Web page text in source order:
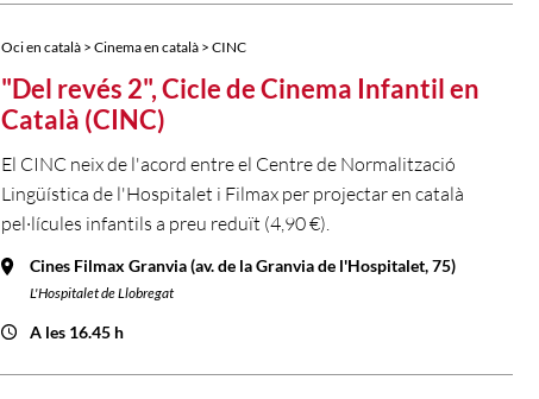
Oci en català > Cinema en català > CINC
"Del revés 2", Cicle de Cinema Infantil en
Català (CINC)
El CINC neix de l'acord entre el Centre de Normalització
Lingüística de l'Hospitalet i Filmax per projectar en català
pel·lícules infantils a preu reduït (4,90 €).
Cines Filmax Granvia (av. de la Granvia de l'Hospitalet, 75)
L'Hospitalet de Llobregat
A les 16.45 h